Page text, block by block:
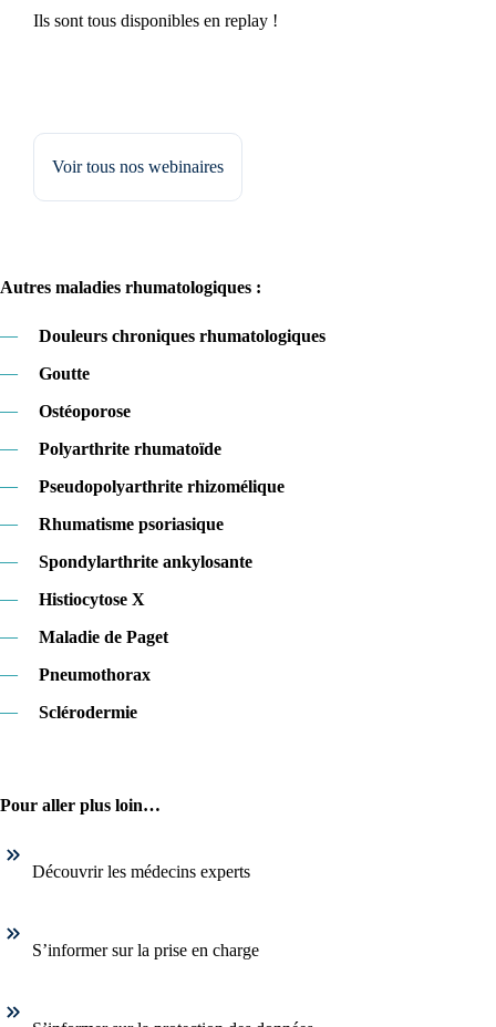
Ils sont tous disponibles en replay !
Voir tous nos webinaires
Autres maladies rhumatologiques :
—
Douleurs chroniques rhumatologiques
—
Goutte
—
Ostéoporose
—
Polyarthrite rhumatoïde
—
Pseudopolyarthrite rhizomélique
—
Rhumatisme psoriasique
—
Spondylarthrite ankylosante
—
Histiocytose X
—
Maladie de Paget
—
Pneumothorax
—
Sclérodermie
Pour aller plus loin…
Découvrir les médecins experts
S’informer sur la prise en charge